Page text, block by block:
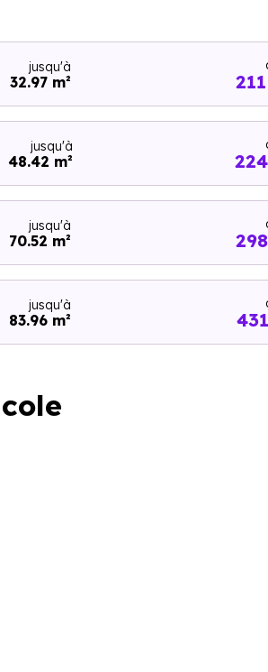
jusqu'à
32.97 m²
jusqu'à
48.42 m²
jusqu'à
70.52 m²
jusqu'à
83.96 m²